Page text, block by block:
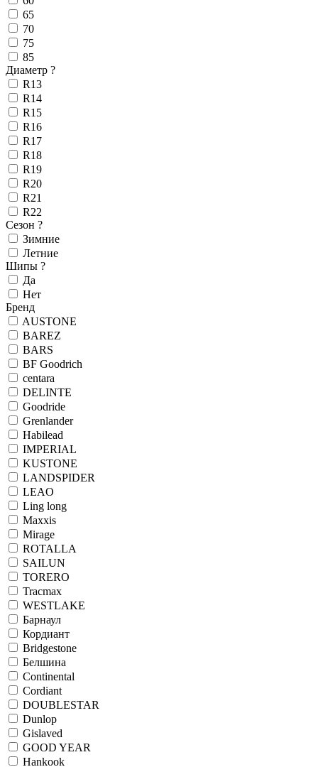
65
70
75
85
Диаметр ?
R13
R14
R15
R16
R17
R18
R19
R20
R21
R22
Сезон ?
Зимние
Летние
Шипы ?
Да
Нет
Бренд
AUSTONE
BAREZ
BARS
BF Goodrich
centara
DELINTE
Goodride
Grenlander
Habilead
IMPERIAL
KUSTONE
LANDSPIDER
LEAO
Ling long
Maxxis
Mirage
ROTALLA
SAILUN
TORERO
Tracmax
WESTLAKE
Барнаул
Кордиант
Bridgestone
Белшина
Continental
Cordiant
DOUBLESTAR
Dunlop
Gislaved
GOOD YEAR
Hankook